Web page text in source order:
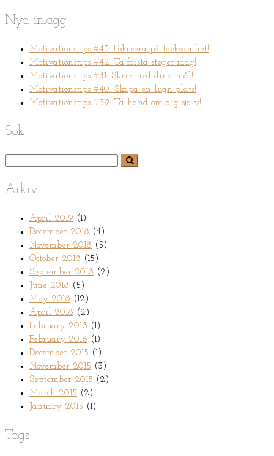
Nya inlägg
Motivationstips #43: Fokusera på tacksamhet!
Motivationstips #42: Ta första steget idag!
Motivationstips #41: Skriv ned dina mål!
Motivationstips #40: Skapa en lugn plats!
Motivationstips #39: Ta hand om dig själv!
Sök
Arkiv
April 2019 (1)
December 2018 (4)
November 2018 (5)
October 2018 (15)
September 2018 (2)
June 2018 (5)
May 2018 (12)
April 2018 (2)
February 2018 (1)
February 2016 (1)
December 2015 (1)
November 2015 (3)
September 2015 (2)
March 2015 (2)
January 2015 (1)
Tags